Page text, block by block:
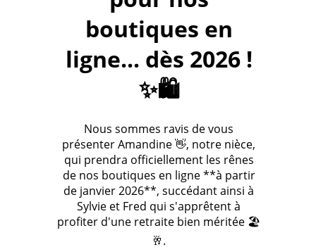
boutiques en
ligne... dès 2026 !
✨🛍️
Nous sommes ravis de vous
présenter Amandine 👋, notre nièce,
qui prendra officiellement les rênes
de nos boutiques en ligne **à partir
de janvier 2026**, succédant ainsi à
Sylvie et Fred qui s'apprêtent à
profiter d'une retraite bien méritée 🏖️
🥂.